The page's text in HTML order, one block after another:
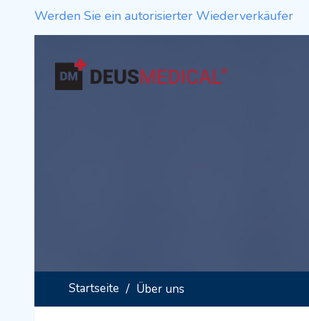
Werden Sie ein autorisierter Wiederverkäufer
Startseite Über uns